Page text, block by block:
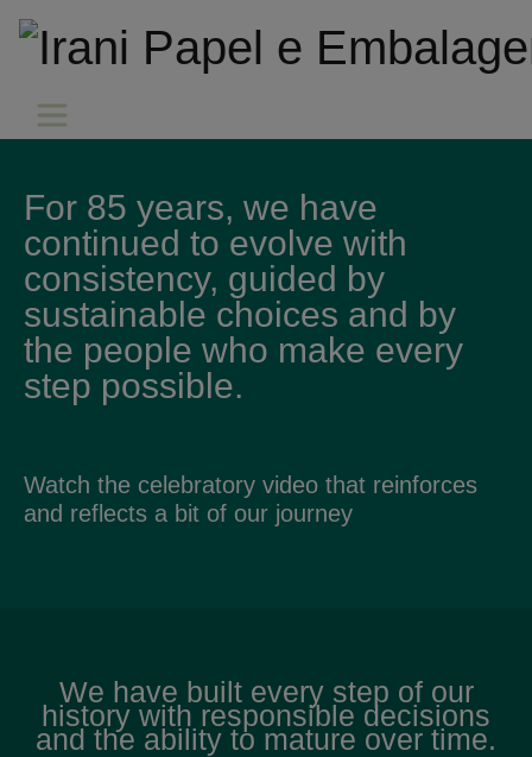
For 85 years, we have
continued to evolve with
consistency, guided by
sustainable choices and by
the people who make every
step possible.
Watch the celebratory video that reinforces
and reflects a bit of our journey
We have built every step of our
history with responsible decisions
and the ability to mature over time.